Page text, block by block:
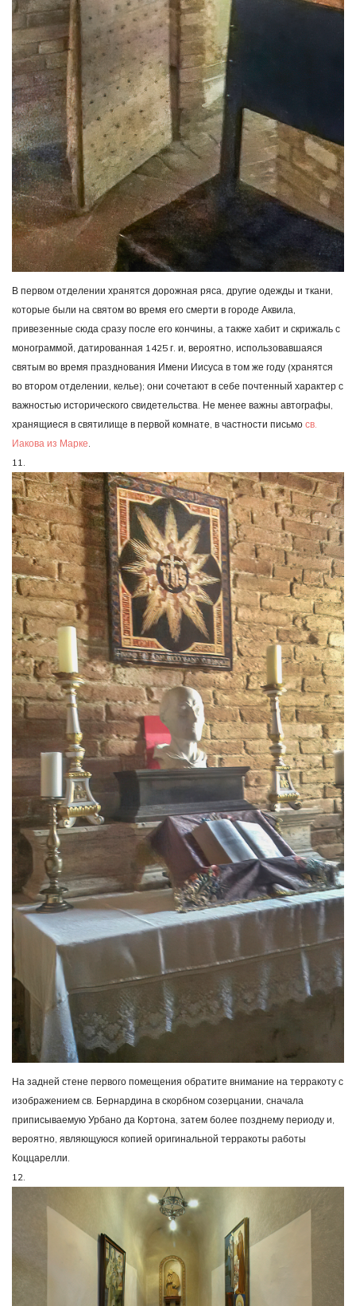
В первом отделении хранятся дорожная ряса, другие одежды и ткани,
которые были на святом во время его смерти в городе Аквила,
привезенные сюда сразу после его кончины, а также хабит и скрижаль с
монограммой, датированная 1425 г. и, вероятно, использовавшаяся
святым во время празднования Имени Иисуса в том же году (хранятся
во втором отделении, келье); они сочетают в себе почтенный характер с
важностью исторического свидетельства. Не менее важны автографы,
хранящиеся в святилище в первой комнате, в частности письмо св.
Иакова из Марке
11.
На задней стене первого помещения обратите внимание на терракоту с
изображением св. Бернардина в скорбном созерцании, сначала
приписываемую Урбано да Кортона, затем более позднему периоду и,
вероятно, являющуюся копией оригинальной терракоты работы
Коццарелли.
12.